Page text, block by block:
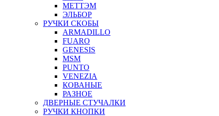
МЕТТЭМ
ЭЛЬБОР
РУЧКИ СКОБЫ
ARMADILLO
FUARO
GENESIS
MSM
PUNTO
VENEZIA
КОВАНЫЕ
РАЗНОЕ
ДВЕРНЫЕ СТУЧАЛКИ
РУЧКИ КНОПКИ